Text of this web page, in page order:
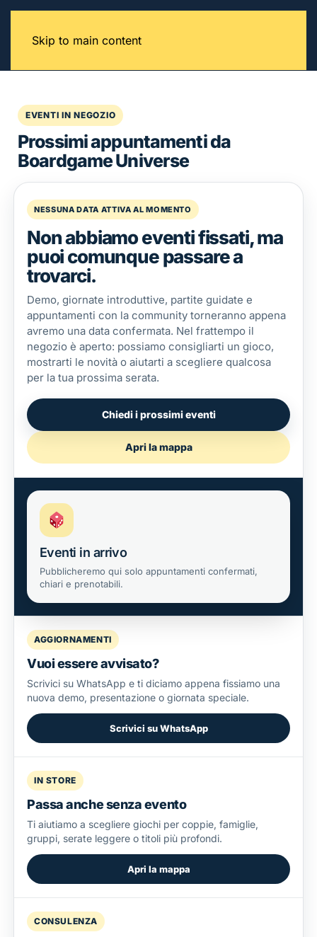
Skip to main content
EVENTI IN NEGOZIO
Prossimi appuntamenti da
Boardgame Universe
NESSUNA DATA ATTIVA AL MOMENTO
Non abbiamo eventi fissati, ma
puoi comunque passare a
trovarci.
Demo, giornate introduttive, partite guidate e
appuntamenti con la community torneranno appena
avremo una data confermata. Nel frattempo il
negozio è aperto: possiamo consigliarti un gioco,
mostrarti le novità o aiutarti a scegliere qualcosa
per la tua prossima serata.
Chiedi i prossimi eventi
Apri la mappa
Eventi in arrivo
Pubblicheremo qui solo appuntamenti confermati,
chiari e prenotabili.
AGGIORNAMENTI
Vuoi essere avvisato?
Scrivici su WhatsApp e ti diciamo appena fissiamo una
nuova demo, presentazione o giornata speciale.
Scrivici su WhatsApp
IN STORE
Passa anche senza evento
Ti aiutiamo a scegliere giochi per coppie, famiglie,
gruppi, serate leggere o titoli più profondi.
Apri la mappa
CONSULENZA